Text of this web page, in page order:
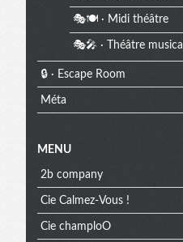
🎭🍽️ · Midi théâtre
🎭🎤 · Théâtre musical
🔒 · Escape Room
Méta
MENU
2b company
Cie Calmez-Vous !
Cie champloO